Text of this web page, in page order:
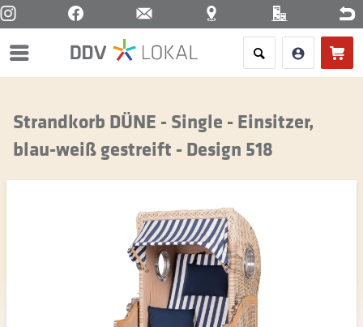
Menü
Strandkorb DÜNE - Single - Einsitzer,
blau-weiß gestreift - Design 518